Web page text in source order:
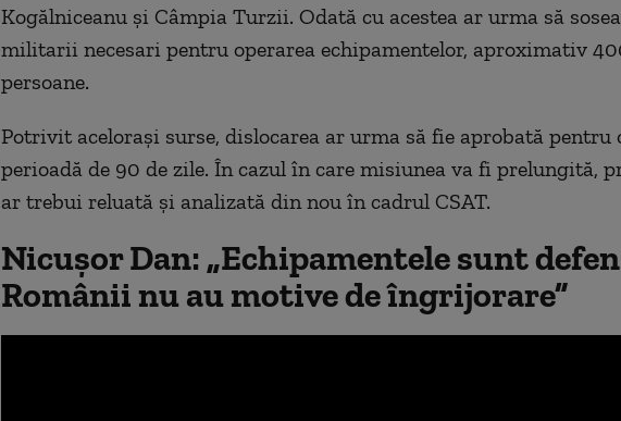
Kogălniceanu și Câmpia Turzii. Odată cu acestea ar urma să
militarii necesari pentru operarea echipamentelor, aproximativ
persoane.
Potrivit acelorași surse, dislocarea ar urma să fie aprobată pentru
perioadă de 90 de zile. În cazul în care misiunea va fi prelungită,
ar trebui reluată și analizată din nou în cadrul CSAT.
Nicușor Dan: „Echipamentele sunt
Românii nu au motive de îngrijorare”